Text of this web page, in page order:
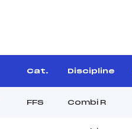
Cat. Discipline
FFS Combi R